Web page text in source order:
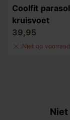
Coolfit parasol
kruisvoet
39,95
Niet op voorraad